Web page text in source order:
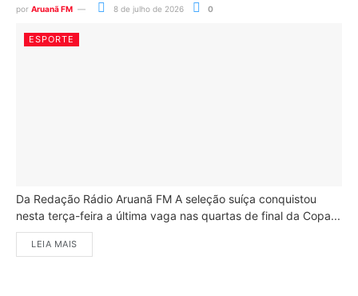
por Aruanã FM 8 de julho de 2026 0
ESPORTE
Da Redação Rádio Aruanã FM A seleção suíça conquistou
nesta terça-feira a última vaga nas quartas de final da Copa...
LEIA MAIS